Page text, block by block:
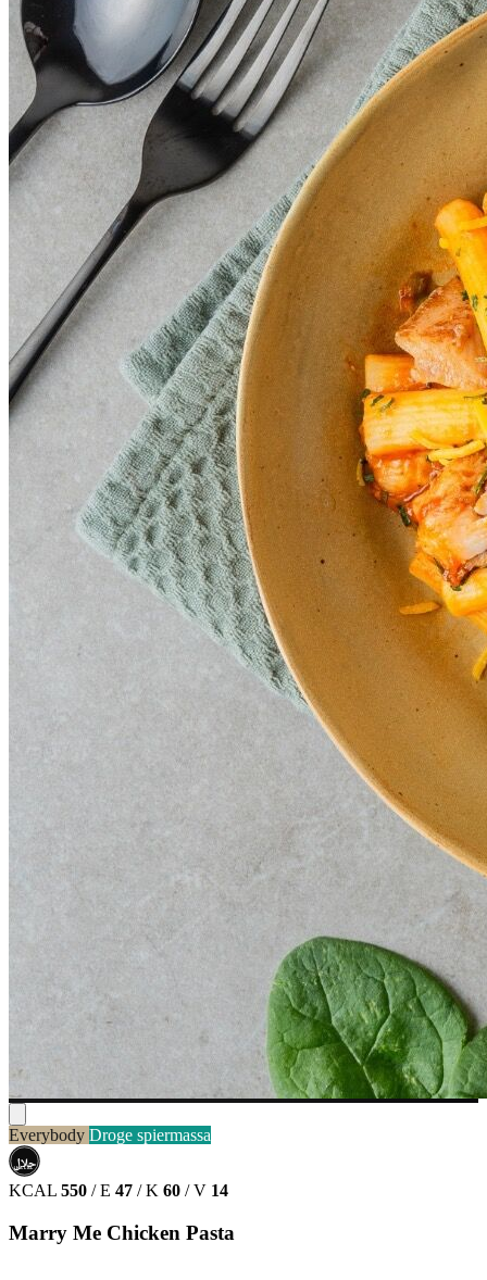
Everybody Droge spiermassa
حلال
HALAL
KCAL 550 / E 47 / K 60 / V 14
Marry Me Chicken Pasta